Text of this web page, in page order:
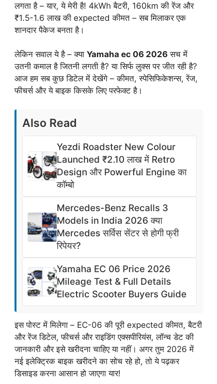
लगता है – यार, ये मेरी है! 4kWh बैटरी, 160km की रेंज और
₹1.5-1.6 लाख की expected कीमत – सब मिलाकर एक
शानदार पैकेज बनता है।
लेकिन सवाल ये है – क्या Yamaha ec 06 2026 सच में
उतनी कमाल है जितनी लगती है? या सिर्फ लुक्स पर जीत रही है?
आज हम सब कुछ डिटेल में देखेंगे – कीमत, स्पेसिफिकेशन्स, रेंज,
फीचर्स और ये बाइक किसके लिए परफेक्ट है।
Also Read
Yezdi Roadster New Colour
Launched ₹2.10 लाख में Retro
Design और Powerful Engine का
कॉम्बो
Mercedes-Benz Recalls 3
Models in India 2026 क्या
Mercedes सर्विस सेंटर से होगी फ्री
रिपेयर?
Yamaha EC 06 Price 2026
Mileage Test & Full Details
Electric Scooter Buyers Guide
इस पोस्ट में मिलेगा – EC-06 की पूरी expected कीमत, बैटरी
और रेंज डिटेल, फीचर्स और राइडिंग एक्सपीरियंस, लॉन्च डेट की
जानकारी और इसे खरीदना चाहिए या नहीं। अगर तुम 2026 में
नई इलेक्ट्रिक बाइक खरीदने का सोच रहे हो, तो ये पढ़कर
डिसाइड करना आसान हो जाएगा यार!